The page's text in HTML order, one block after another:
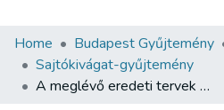
Communities & Collections
All of DSpace
Home Budapest Gyűjtemény
Sajtókivágat-gyűjtemény
A meglévő eredeti tervek alapján kell kialakítani az óbudai Zichy-kastély környékét